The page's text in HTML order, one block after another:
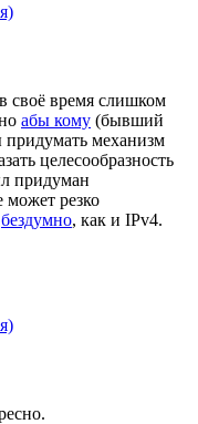
своё время слишком
абы кому (бывший
придумать механизм
целесообразность
придуман
резко
бездумно, как и IPv4.